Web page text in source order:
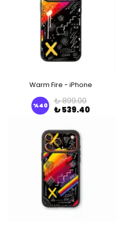
Warm Fire - iPhone
%40
₺ 899.00
₺ 539.40